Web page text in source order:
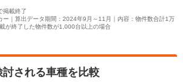
掲載終了
ー｜算出データ期間：2024年9月～11月｜内容：物件数合計1万
が終了した物件数が1,000台以上の場合
討される車種を比較